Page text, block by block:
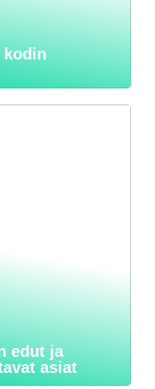
kodin
edut ja
asiat